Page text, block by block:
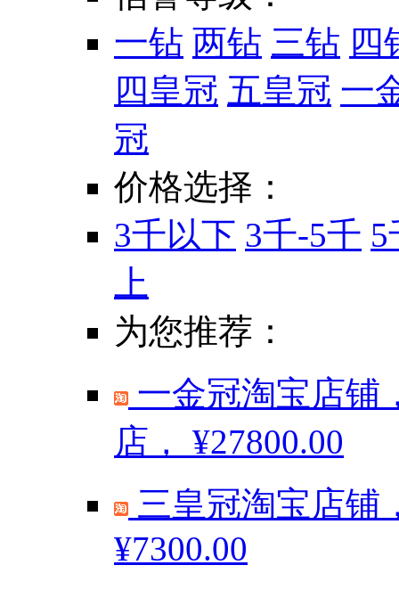
一钻 两钻 三钻 四
四皇冠 五皇冠 一
冠
价格选择：
3千以下 3千-5千 5
上
为您推荐：
一金冠淘宝店铺
店， ¥27800.00
三皇冠淘宝店铺
¥7300.00